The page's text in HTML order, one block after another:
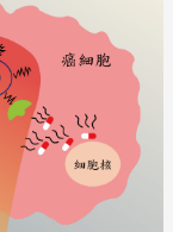
矽顆粒。圖中金黃
輝教授團隊提供